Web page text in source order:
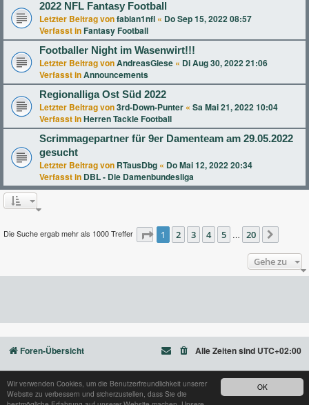
OK
Wir verwenden Cookies, um die Benutzerfreundlichkeit unserer
Website zu verbessern und sicherzustellen, dass Sie die
2022 NFL Fantasy Football
Letzter Beitrag vonfabian1nfl « Do Sep 15, 2022 08:57
Verfasst in Fantasy Football
Footballer Night im Wasenwirt!!!
Letzter Beitrag vonAndreasGiese « Di Aug 30, 2022 21:06
Verfasst inAnnouncements
Regionalliga Ost Süd 2022
Letzter Beitrag von3rd-Down-Punter « Sa Mai 21, 2022 10:04
Verfasst inHerren Tackle Football
Scrimmagepartner für 9er Damenteam am 29.05.2022
gesucht
Letzter Beitrag von RTausDbg « Do Mai 12, 2022 20:34
Verfasst in DBL - Die Damenbundesliga
Die Suche ergab mehr als 1000 Treffer Seite1 von 20
1 2 3 4 5 … 20
Gehe zu
Foren-Übersicht Alle Zeiten sind UTC+02:00
Powered byphpBB® Forum Software © phpBB Limited